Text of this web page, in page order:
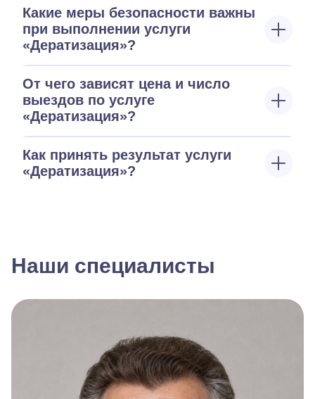
Какие меры безопасности важны
при выполнении услуги
«Дератизация»?
От чего зависят цена и число
выездов по услуге
«Дератизация»?
Как принять результат услуги
«Дератизация»?
Наши специалисты